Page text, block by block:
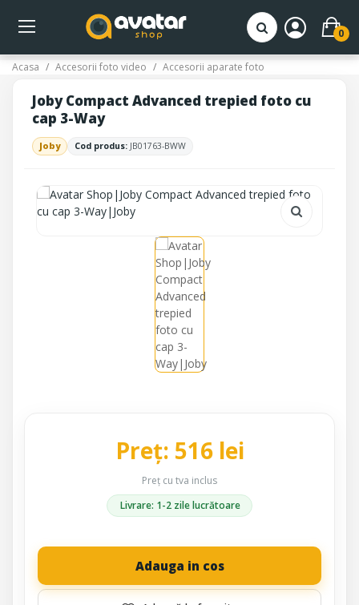
0
Acasa Accesorii foto video Accesorii aparate foto
Joby Compact Advanced trepied foto cu
cap 3-Way
Joby Cod produs: JB01763-BWW
Preț: 516 lei
Preț cu tva inclus
Livrare: 1-2 zile lucrătoare
Adauga in cos